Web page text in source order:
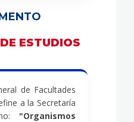
ESTUDIOS
de Facultades
a la Secretaría
"Organismos